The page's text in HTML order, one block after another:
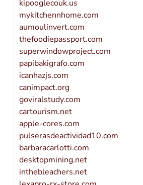
kipooglecouk.us
mykitchennhome.com
aumoulinvert.com
thefoodiepassport.com
superwindowproject.com
papibakigrafo.com
icanhazjs.com
canimpact.org
goviralstudy.com
cartourism.net
apple-cores.com
pulserasdeactividad10.com
barbaracarlotti.com
desktopmining.net
inthebleachers.net